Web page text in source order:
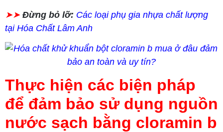
➤➤Đừng bỏ lỡ: Các loại phụ gia nhựa chất lượng
tại Hóa Chất Lâm Anh
Thực hiện các biện pháp
để đảm bảo sử dụng nguồn
nước sạch bằng cloramin b